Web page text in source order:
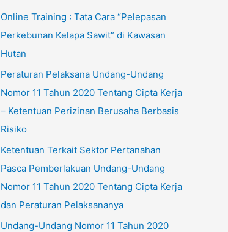
Online Training : Tata Cara “Pelepasan
Perkebunan Kelapa Sawit” di Kawasan
Hutan
Peraturan Pelaksana Undang-Undang
Nomor 11 Tahun 2020 Tentang Cipta Kerja
– Ketentuan Perizinan Berusaha Berbasis
Risiko
Ketentuan Terkait Sektor Pertanahan
Pasca Pemberlakuan Undang-Undang
Nomor 11 Tahun 2020 Tentang Cipta Kerja
dan Peraturan Pelaksananya
Undang-Undang Nomor 11 Tahun 2020